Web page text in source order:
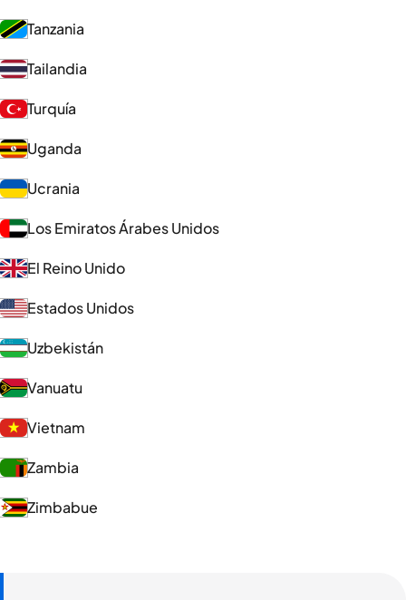
Tanzania
Tailandia
Turquía
Uganda
Ucrania
Los Emiratos Árabes Unidos
El Reino Unido
Estados Unidos
Uzbekistán
Vanuatu
Vietnam
Zambia
Zimbabue